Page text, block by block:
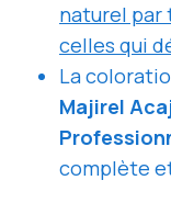
naturel par
celles qui
La
Majirel
complète